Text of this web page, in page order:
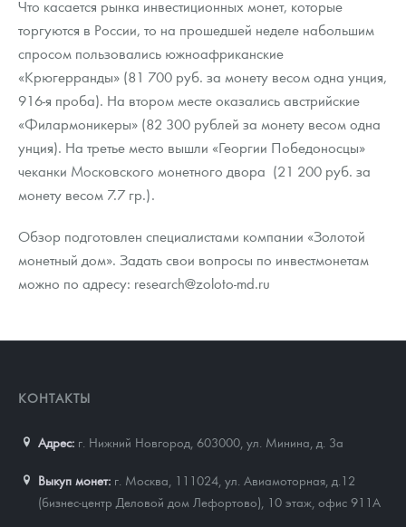
Книги по нумизматике
Что касается рынка инвестиционных монет, которые
торгуются в России, то на прошедшей неделе набольшим
спросом пользовались южноафриканские
«Крюгерранды» (81 700 руб. за монету весом одна унция,
916-я проба). На втором месте оказались австрийские
«Филармоникеры» (82 300 рублей за монету весом одна
унция). На третье место вышли «Георгии Победоносцы»
чеканки Московского монетного двора (21 200 руб. за
монету весом 7.7 гр.).
Обзор подготовлен специалистами компании «Золотой
монетный дом». Задать свои вопросы по инвестмонетам
можно по адресу: research@zoloto-md.ru
КОНТАКТЫ
Адрес: г. Нижний Новгород, 603000 ул. Минина, д. 3а
Выкуп монет: г. Москва, 111024, ул. Авиамоторная, д.12
(бизнес-центр Деловой дом Лефортово), 10 этаж, офис 911А